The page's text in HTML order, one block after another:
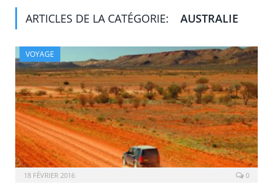
ARTICLES DE LA CATÉGORIE: AUSTRALIE
VOYAGE
18 FÉVRIER 2016 0